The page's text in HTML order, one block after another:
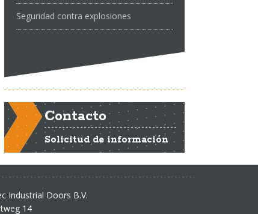
Seguridad contra explosiones
Contacto
Solicitud de información
Industrial Doors B.V.
14